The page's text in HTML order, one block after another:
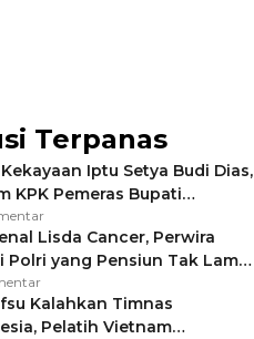
Terpanas
Iptu Setya Budi Dias,
KPK Pemeras Bupati
Lisda Cancer, Perwira
Polri yang Pensiun Tak Lama
Brigjen
Kalahkan Timnas
Pelatih Vietnam